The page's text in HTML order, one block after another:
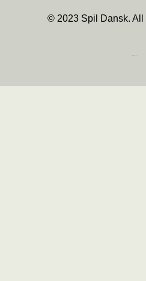
© 2023 Spil Dansk. All